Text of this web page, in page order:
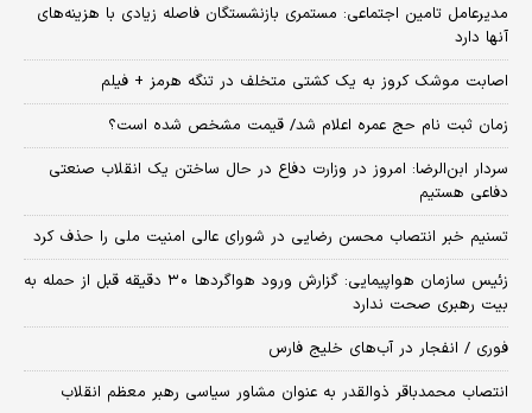
مدیرعامل تامین اجتماعی: مستمری بازنشستگان فاصله زیادی با هزینه‌های
آنها دارد
اصابت موشک کروز به یک کشتی متخلف در تنگه هرمز + فیلم
زمان ثبت‌ نام حج عمره اعلام شد/ قیمت مشخص شده است؟
سردار ابن‌الرضا: امروز در وزارت دفاع در حال ساختن یک انقلاب صنعتی
دفاعی هستیم
تسنیم خبر انتصاب محسن رضایی در شورای عالی امنیت ملی را حذف کرد
زئیس سازمان هواپیمایی: گزارش ورود هواگردها ٣٠ دقیقه قبل از حمله به
بیت رهبری صحت ندارد
فوری / انفجار در آب‌های خلیج فارس
انتصاب محمدباقر ذوالقدر به عنوان مشاور سیاسی رهبر معظم انقلاب